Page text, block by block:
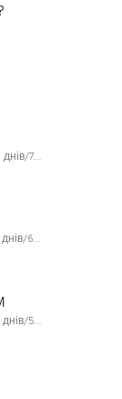
днів/7…
6…
днів/5…